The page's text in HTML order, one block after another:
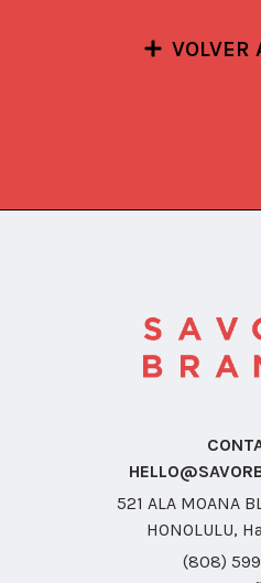
VOLVER
521 ALA MOANA
HONOLULU,
(808)